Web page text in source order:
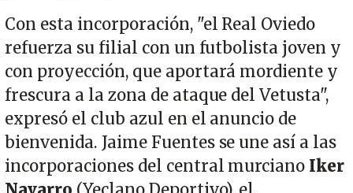
Con esta incorporación, "el Real Oviedo
refuerza su filial con un futbolista joven y
con proyección, que aportará mordiente y
frescura a la zona de ataque del Vetusta",
expresó el club azul en el anuncio de
bienvenida. Jaime Fuentes se une así a las
incorporaciones del central murciano Iker